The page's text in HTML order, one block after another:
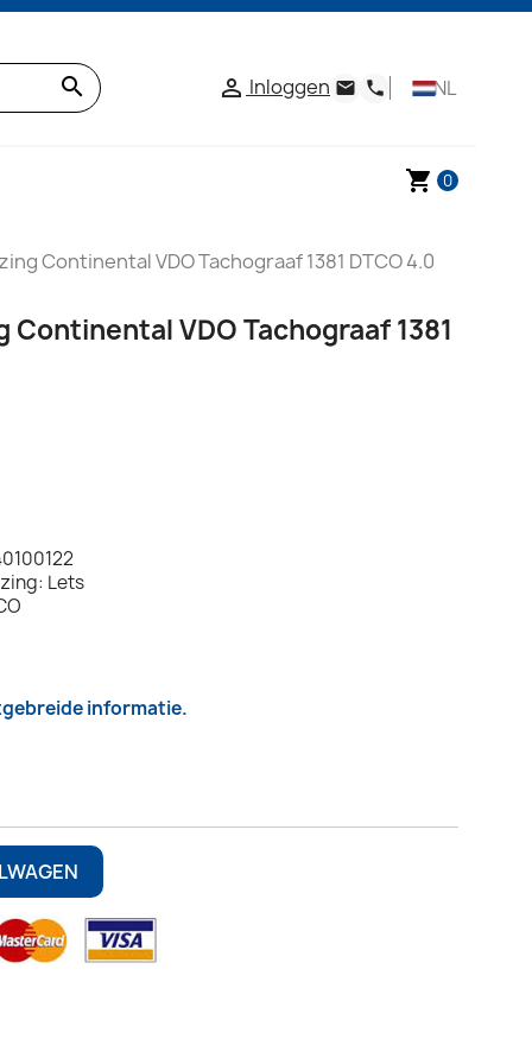
search  Inloggen email phone NL
shopping_cart 0
Continental VDO Tachograaf 1381 DTCO 4.0
VDO Tachograaf 1381
Lets
informatie.